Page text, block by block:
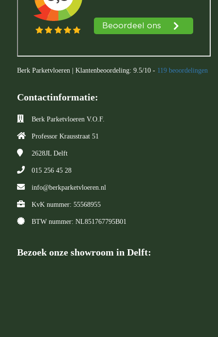
Berk Parketvloeren Klantenbeoordeling: 9.5/10 - 119 beoordelingen
Contactinformatie:
Berk Parketvloeren V.O.F.
Professor Krausstraat 51
2628JL Delft
015 256 45 28
info@berkparketvloeren.nl
KvK nummer: 55568955
BTW nummer: NL851767795B01
Bezoek onze showroom in Delft: